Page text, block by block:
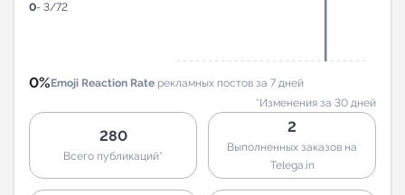
0- 3/72
0%Emoji Reaction Rate рекламных постов за 7 дней
*Изменения за 30 дней
280
Всего публикаций*
2
Выполненных заказов на
Telega.in